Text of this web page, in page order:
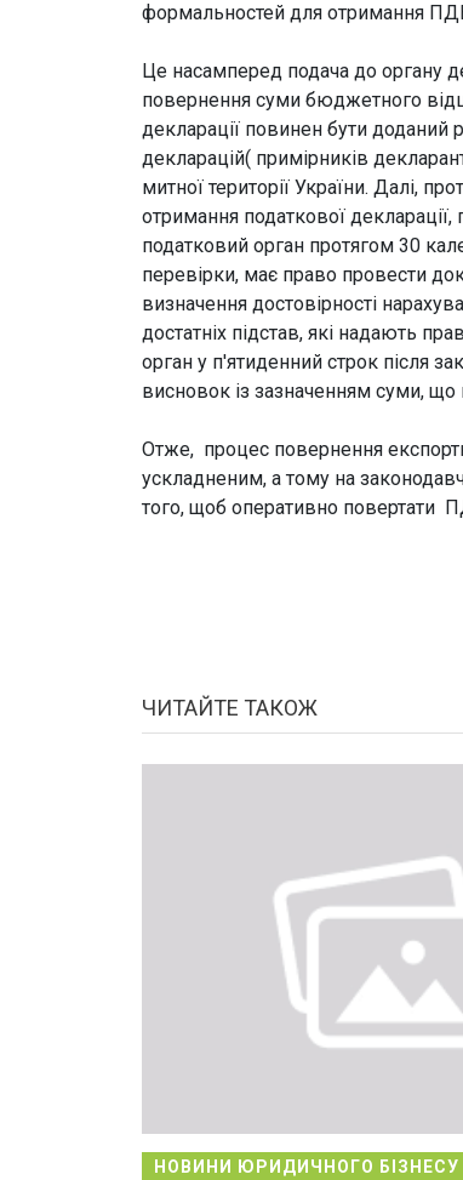
формальностей для отримання
Це насамперед подача до органу
повернення суми бюджетного
декларації повинен бути
декларацій( примірників
митної території України. Далі,
отримання податкової
податковий орган протягом 30
перевірки, має право провести
визначення достовірності
достатніх підстав, які надають
орган у п'ятиденний строк після
висновок із зазначенням суми,
Отже, процес повернення
ускладненим, а тому на
того, щоб оперативно повертати
ЧИТАЙТЕ ТАКОЖ
НОВИНИ ЮРИДИЧНОГО БІЗНЕСУ